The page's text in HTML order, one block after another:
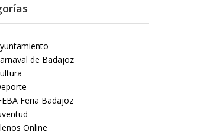
de Badajoz
Feria Badajoz
Online